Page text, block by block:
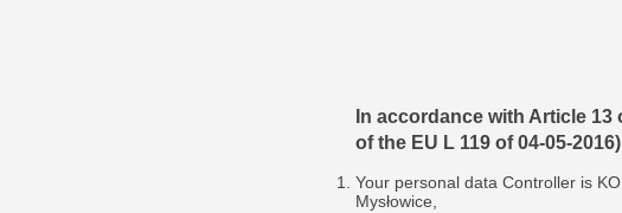
In accordance with Article 13
of the EU L 119 of 04-05-
Your personal data Controller is
Mysłowice,